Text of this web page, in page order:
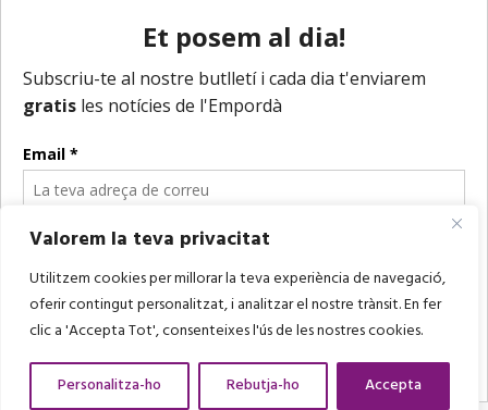
Valorem la teva privacitat
Utilitzem cookies per millorar la teva experiència de navegació,
oferir contingut personalitzat, i analitzar el nostre trànsit. En fer
clic a 'Accepta Tot', consenteixes l'ús de les nostres cookies.
Personalitza-ho Rebutja-ho Accepta